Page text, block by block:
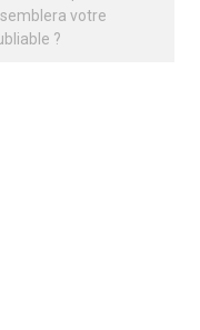
votre
?